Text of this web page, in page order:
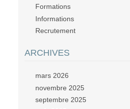
Formations
Informations
Recrutement
ARCHIVES
mars 2026
novembre 2025
septembre 2025